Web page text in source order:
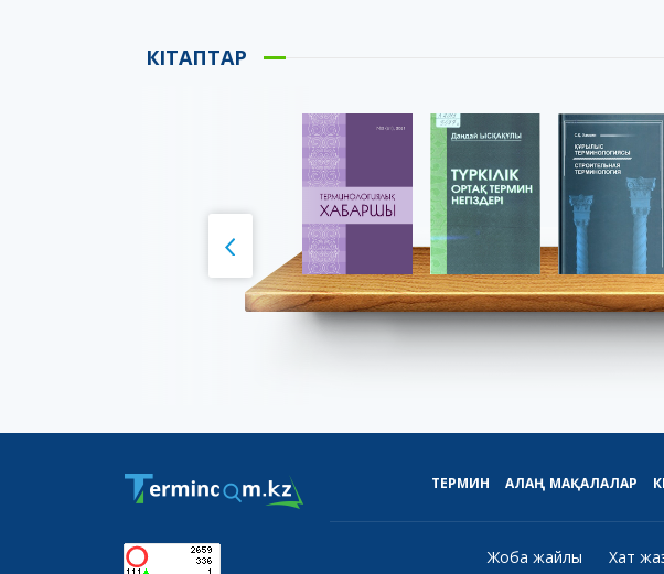
КІТАПТАР
ТЕРМИН АЛАҢ МАҚАЛАЛАР
Жоба жайлы Хат